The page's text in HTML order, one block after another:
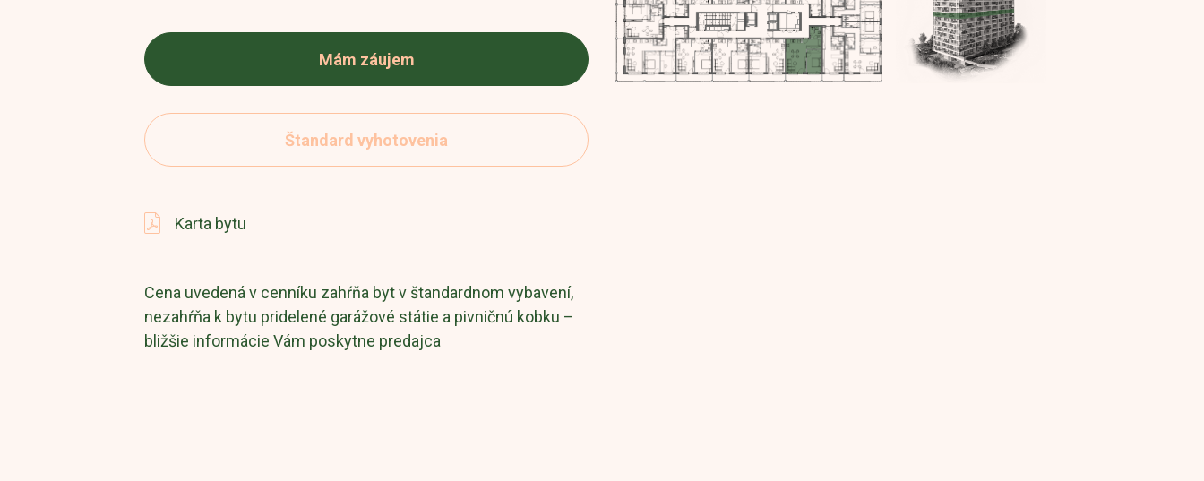
Mám záujem
Štandard vyhotovenia
Karta bytu
Cena uvedená v cenníku zahŕňa byt v štandardnom vybavení,
nezahŕňa k bytu pridelené garážové státie a pivničnú kobku –
bližšie informácie Vám poskytne predajca